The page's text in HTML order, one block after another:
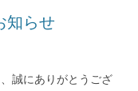
知らせ
誠にありがとうござ